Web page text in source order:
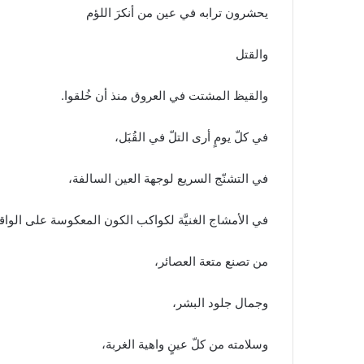
يحشرون ترابه في عين من أنكرَ اللؤم
والقتل
والقيظ المشتت في العروق منذ أن خُلقوا.
في كلّ يومٍ أرى التلّ في القُبَل،
في التشنّج السريع لوجهة العين السالفة،
في الأمشاج الغنيَّة لكواكب الكون المعكوسة على
من تصنع متعة العصائر،
وجمال جلود البشر،
وسلامته من كلّ عينٍ واهية الغربة،